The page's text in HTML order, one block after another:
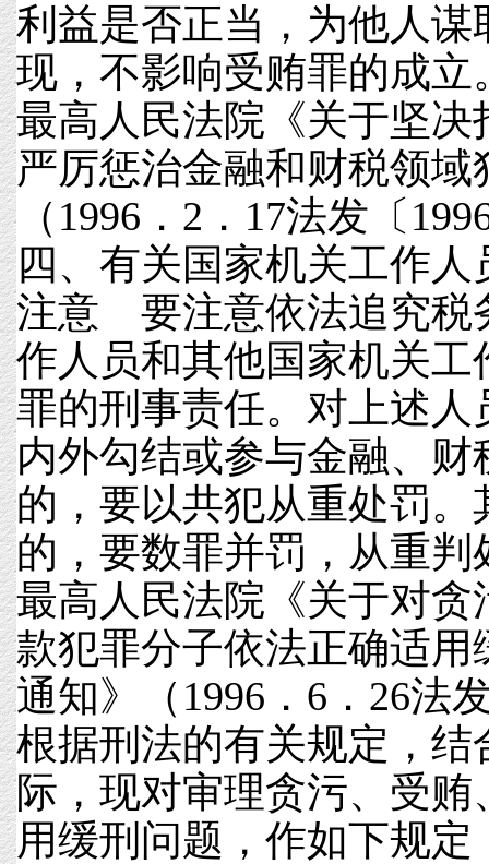
利益是否正当，为他人谋
现，不影响受贿罪的成立
最高人民法院《关于坚决
严厉惩治金融和财税领
（1996．2．17法发〔
四、有关国家机关工作
注意 要注意依法追究税
作人员和其他国家机关工
罪的刑事责任。对上述人
内外勾结或参与金融、
的，要以共犯从重处罚
的，要数罪并罚，从重判
最高人民法院《关于对贪
款犯罪分子依法正确适
通知》（1996．6．26法
根据刑法的有关规定，结
际，现对审理贪污、受
用缓刑问题，作如下规定